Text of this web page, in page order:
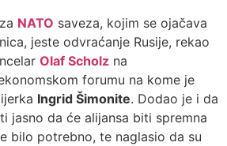
NATO saveza, kojim se ojačava
jeste odvraćanje Rusije, rekao
Olaf Scholz na
forumu na kome je
Ingrid Šimonite. Dodao je i da
jasno da će alijansa biti spremna
bilo potrebno, te naglasio da su